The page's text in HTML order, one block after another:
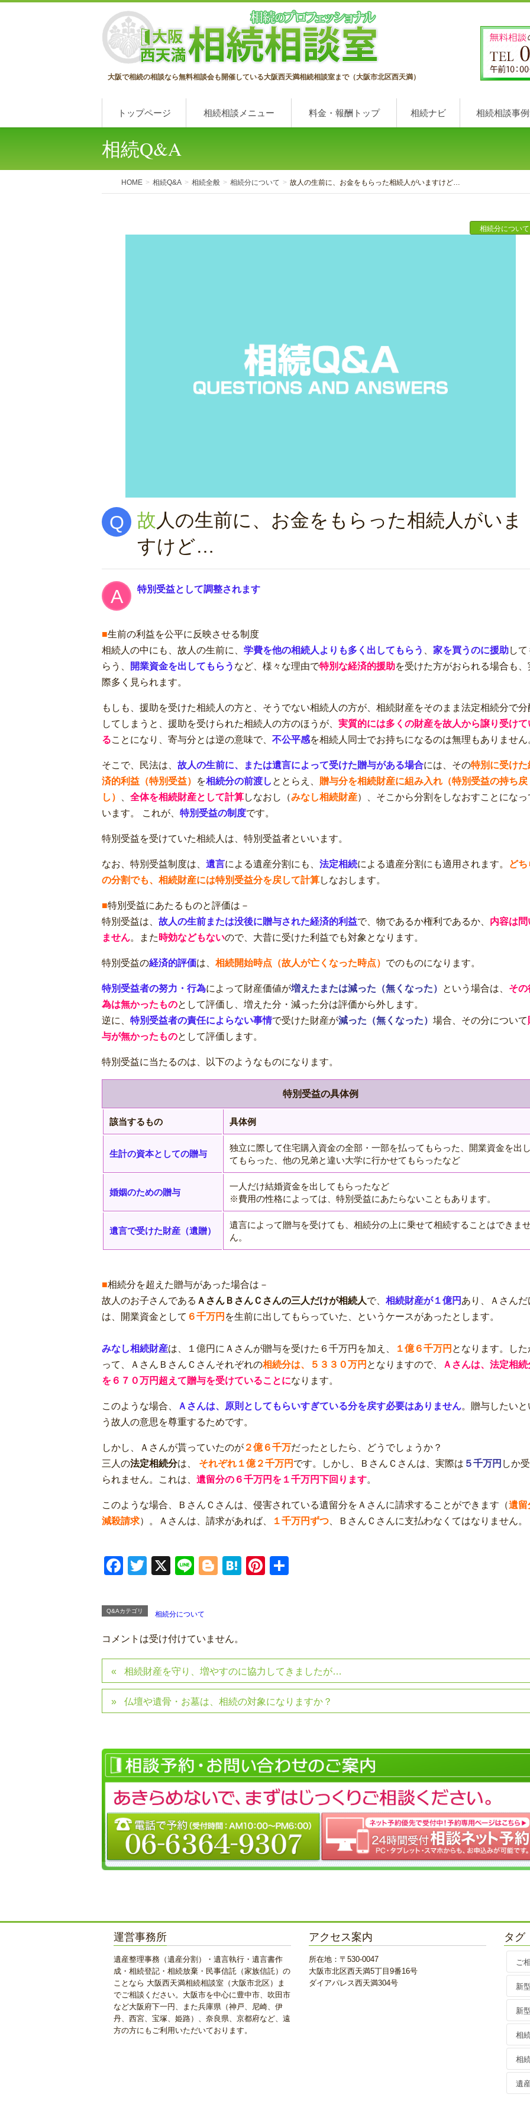
大阪で相続の相談なら無料相談会も開催している大阪西天満相続相談室まで（大阪市北区西天満）
トップページ 相続相談メニュー 料金・報酬トップ 相続ナビ 相続相談事
相続Q&A
HOME 相続Q&A 相続全般 相続分について 故人の生前に、お金をもらった相続人がいますけど…
相続分について
故人の生前に、お金をもらった相続人がいま
すけど…
特別受益として調整されます
■生前の利益を公平に反映させる制度
相続人の中にも、故人の生前に、 学費を他の相続人よりも多く出してもらう 家を買うのに援助して
らう、
開業資金を出してもらう など、様々な理由で特別な経済的援助を受けた方がおられる場合も、
際多く見られます。
もしも、援助を受けた相続人の方と、そうでない相続人の方が、相続財産をそのまま法定相続分で分
してしまうと、援助を受けられた相続人の方のほうが、 実質的には多くの財産を故人から譲り受けて
ることになり、寄与分とは逆の意味で、 不公平感を相続人同士でお持ちになるのは無理もありません
そこで、民法は、 故人の生前に、または遺言によって受けた贈与がある場合には、その特別に受けた
済的利益（特別受益）
を相続分の前渡し ととらえ、 贈与分を相続財産に組み入れ（特別受益の持ち戻
し）
全体を相続財産として計算しなおし（みなし相続財産）、そこから分割をしなおすことになっ
います。 これが、 特別受益の制度です。
特別受益を受けていた相続人は、特別受益者といいます。
なお、特別受益制度は、 遺言による遺産分割にも、 法定相続による遺産分割にも適用されます。
どち
の分割でも、相続財産には特別受益分を戻して計算しなおします。
■特別受益にあたるものと評価は－
特別受益は、 故人の生前または没後に贈与された経済的利益で、物であるか権利であるか、 内容は問
ません。また 時効などもないので、大昔に受けた利益でも対象となります。
特別受益の経済的評価は、 相続開始時点（故人が亡くなった時点） でのものになります。
特別受益者の努力・行為によって財産価値が増えたまたは減った（無くなった） という場合は、 その
為は無かったものとして評価し、増えた分・減った分は評価から外します。
逆に、 特別受益者の責任によらない事情で受けた財産が減った（無くなった） 場合、その分について
与が無かったものとして評価します。
特別受益に当たるのは、以下のようなものになります。
特別受益の具体例
該当するもの 具体例
生計の資本としての贈与
独立に際して住宅購入資金の全部・一部を払ってもらった、開業資金を出し
てもらった、他の兄弟と違い大学に行かせてもらったなど
婚姻のための贈与
一人だけ結婚資金を出してもらったなど
※費用の性格によっては、特別受益にあたらないこともあります。
遺言で受けた財産（遺贈）
遺言によって贈与を受けても、相続分の上に乗せて相続することはできま
ん。
■相続分を超えた贈与があった場合は－
故人のお子さんである ＡさんＢさんＣさんの三人だけが相続人で、 相続財産が１億円 あり、Ａさんだ
は、開業資金として ６千万円 を生前に出してもらっていた、というケースがあったとします。
みなし相続財産は、１億円にＡさんが贈与を受けた６千万円を加え、 １億６千万円 となります。した
って、ＡさんＢさんＣさんそれぞれの相続分は、５３３０万円 となりますので、
Ａさんは、法定相続
を６７０万円超えて贈与を受けていることになります。
このような場合、 Ａさんは、原則としてもらいすぎている分を戻す必要はありません。贈与したいと
う故人の意思を尊重するためです。
しかし、Ａさんが貰っていたのが ２億６千万だったとしたら、どうでしょうか？
三人の法定相続分は、 それぞれ１億２千万円 です。しかし、ＢさんＣさんは、実際は ５千万円 しか
られません。これは、 遺留分の６千万円を１千万円下回ります。
このような場合、ＢさんＣさんは、侵害されている遺留分をＡさんに請求することができます（遺留
減殺請求）。Ａさんは、請求があれば、 １千万円ずつ 、ＢさんＣさんに支払わなくてはなりません。
Facebook
Twitter
X LineBlogger
HatenaPinterest
Q&Aカテゴリ 相続分について
コメントは受け付けていません。
相続財産を守り、増やすのに協力してきましたが…
仏壇や遺骨・お墓は、相続の対象になりますか？
運営事務所
遺産整理事務（遺産分割）・遺言執行・遺言書作
成・相続登記・相続放棄・民事信託（家族信託）の
ことなら 大阪西天満相続相談室（大阪市北区）ま
でご相談ください。大阪市を中心に豊中市、吹田市
など大阪府下一円、また兵庫県（神戸、尼崎、伊
丹、西宮、宝塚、姫路）、奈良県、京都府など、遠
方の方にもご利用いただいております。
アクセス案内
所在地：〒530-0047
大阪市北区西天満5丁目9番16号
ダイアパレス西天満304号
タグ
ご
新
新
相
相
遺